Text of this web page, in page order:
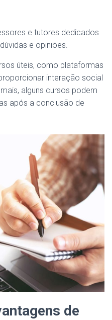
e tutores dedicados
e opiniões.
úteis, como plataformas
interação social
alguns cursos podem
após a conclusão de
de